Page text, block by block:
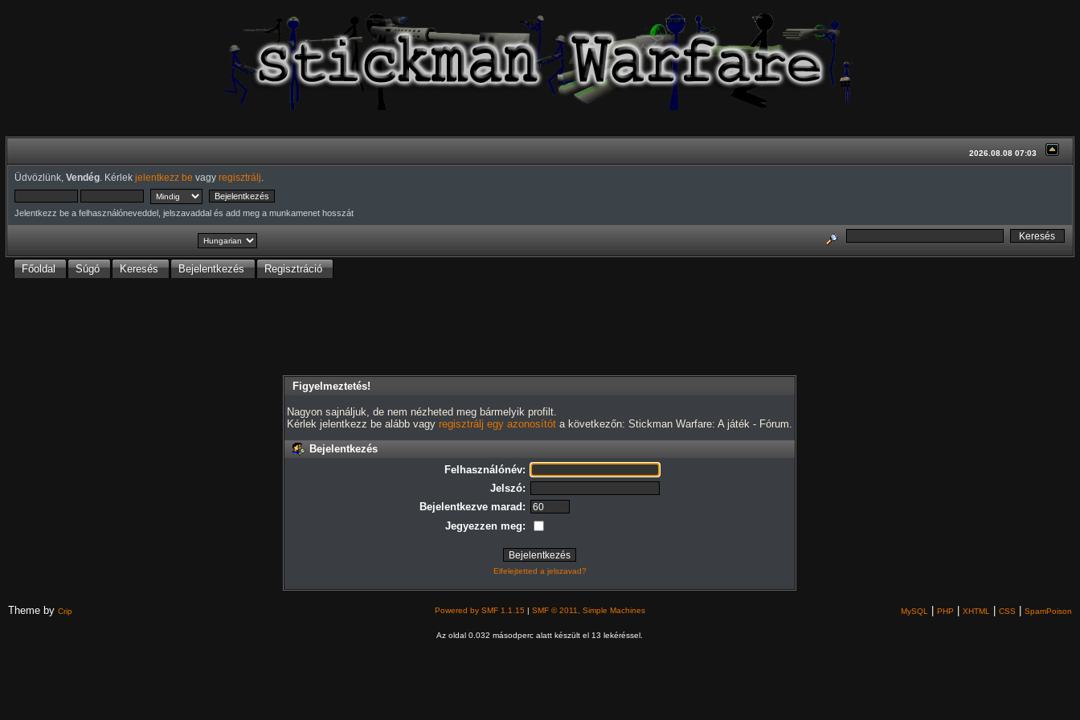
2026.08.08 07:03
Üdvözlünk, Vendég. Kérlek jelentkezz be vagy regisztrálj
Jelentkezz be a felhasználóneveddel, jelszavaddal és add meg a munkamenet hosszát
Főoldal Súgó Keresés Bejelentkezés Regisztráció
Figyelmeztetés!
Nagyon sajnáljuk, de nem nézheted meg bármelyik profilt.
Kérlek jelentkezz be alább vagy regisztrálj egy azonosítót a következőn: Stickman Warfare: A játék - Fórum.
Bejelentkezés
Felhasználónév:
Jelszó:
Bejelentkezve marad:
Jegyezzen meg:
Elfelejtetted a jelszavad?
Theme by Crip Powered by SMF 1.1.15 | SMF © 2011, Simple Machines MySQL | PHP | XHTML | CSS | SpamPoison
Az oldal 0.032 másodperc alatt készült el 13 lekéréssel.